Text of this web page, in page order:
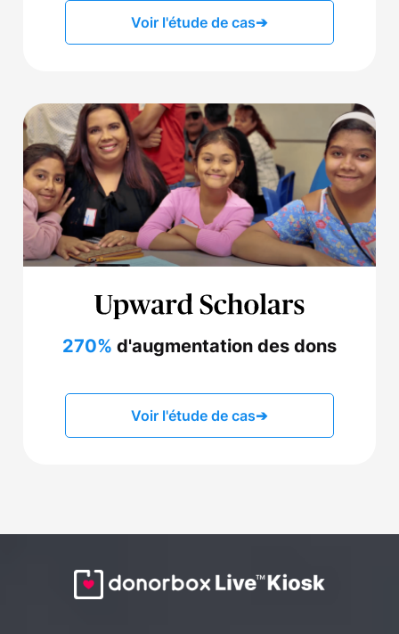
Voir l'étude de cas➔
270% d'augmentation des dons
Voir l'étude de cas➔